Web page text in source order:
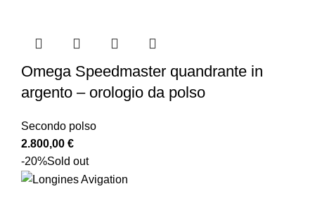
Omega Speedmaster quandrante in
argento – orologio da polso
Secondo polso
2.800,00 €
-20%Sold out